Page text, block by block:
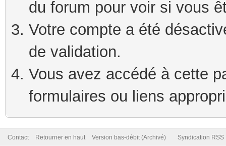
du forum pour voir si vous
Votre compte a été
de validation.
Vous avez accédé à cette
formulaires ou liens
Contact Retourner en haut Version bas-débit (Archivé) Syndication RSS